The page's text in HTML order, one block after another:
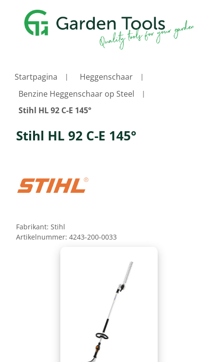
Startpagina
Heggenschaar
Benzine Heggenschaar op Steel
Stihl HL 92 C-E 145°
Stihl HL 92 C-E 145°
Fabrikant: Stihl
Artikelnummer: 4243-200-0033